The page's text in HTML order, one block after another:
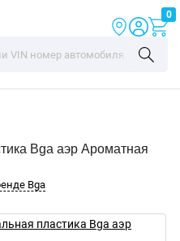
0
Bga аэр Ароматная
Bga